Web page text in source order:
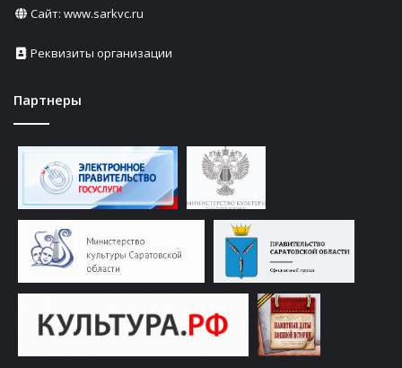
Сайт: www.sarkvc.ru
Реквизиты организации
Партнеры